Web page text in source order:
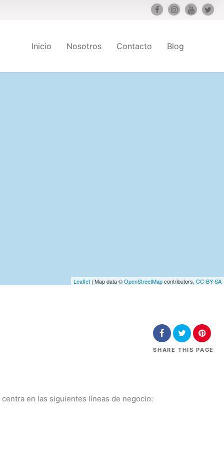
Inicio Nosotros Contacto Blog
Leaflet | Map data ©OpenStreetMapcontributors, CC-BY-SA
SHARE THIS PAGE
en las siguientes líneas de negocio: